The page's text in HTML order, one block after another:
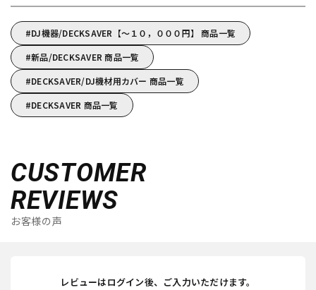
DJ機器/DECKSAVER【～１０，０００円】 商品一覧
新品/DECKSAVER 商品一覧
DECKSAVER/DJ機材用カバー 商品一覧
DECKSAVER 商品一覧
CUSTOMER
REVIEWS
お客様の声
レビューはログイン後、ご入力いただけます。